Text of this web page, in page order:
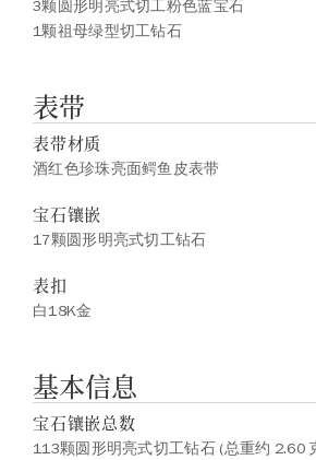
3颗圆形明亮式切工粉色蓝宝石
1颗祖母绿型切工钻石
表带
表带材质
酒红色珍珠亮面鳄鱼皮表带
宝石镶嵌
17颗圆形明亮式切工钻石
表扣
白18K金
基本信息
宝石镶嵌总数
113颗圆形明亮式切工钻石 (总重约 2.60